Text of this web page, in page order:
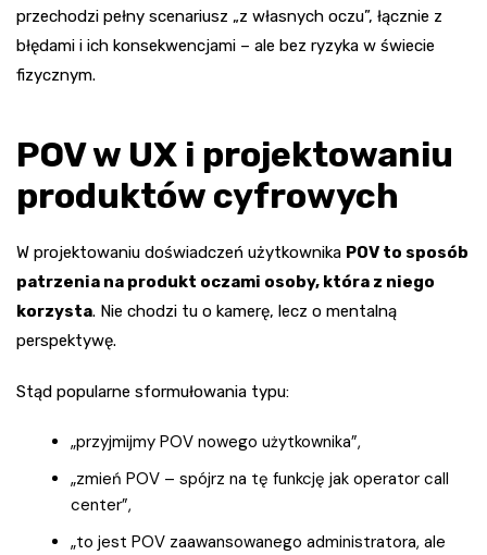
przechodzi pełny scenariusz „z własnych oczu”, łącznie z
błędami i ich konsekwencjami – ale bez ryzyka w świecie
fizycznym.
POV w UX i projektowaniu
produktów cyfrowych
W projektowaniu doświadczeń użytkownika POV to sposób
patrzenia na produkt oczami osoby, która z niego
korzysta. Nie chodzi tu o kamerę, lecz o mentalną
perspektywę.
Stąd popularne sformułowania typu:
„przyjmijmy POV nowego użytkownika”,
„zmień POV – spójrz na tę funkcję jak operator call
center”,
„to jest POV zaawansowanego administratora, ale